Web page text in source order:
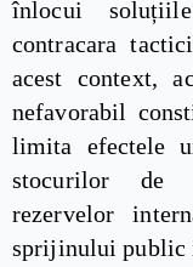
înlocui
contracara
acest context,
nefavorabil
limita efectele
stocurilor de
rezervelor
sprijinului public